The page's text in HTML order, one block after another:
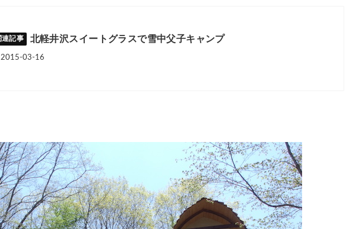
北軽井沢スイートグラスで雪中父子キャンプ
2015-03-16